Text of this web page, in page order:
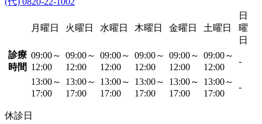
月曜日 火曜日 水曜日 木曜日 金曜日 土曜日
日
曜
日
診療
時間
09:00～
12:00
09:00～
12:00
09:00～
12:00
09:00～
12:00
09:00～
12:00
09:00～
12:00
-
13:00～
17:00
13:00～
17:00
13:00～
17:00
13:00～
17:00
13:00～
17:00
13:00～
17:00
-
休診日